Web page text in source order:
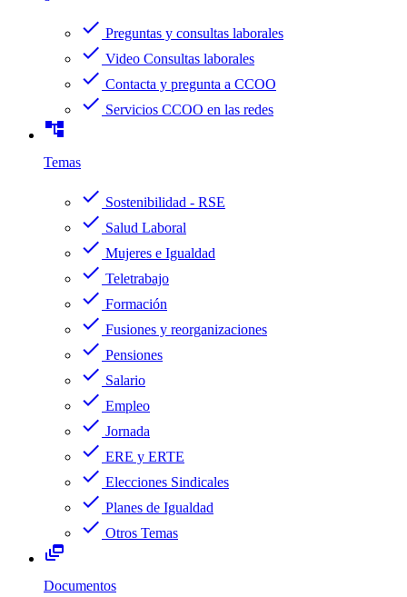
check Preguntas y consultas laborales
check Video Consultas laborales
check Contacta y pregunta a CCOO
check Servicios CCOO en las redes
account_tree
Temas
check Sostenibilidad - RSE
check Salud Laboral
check Mujeres e Igualdad
check Teletrabajo
check Formación
check Fusiones y reorganizaciones
check Pensiones
check Salario
check Empleo
check Jornada
check ERE y ERTE
check Elecciones Sindicales
check Planes de Igualdad
check Otros Temas
dynamic_feed
Documentos